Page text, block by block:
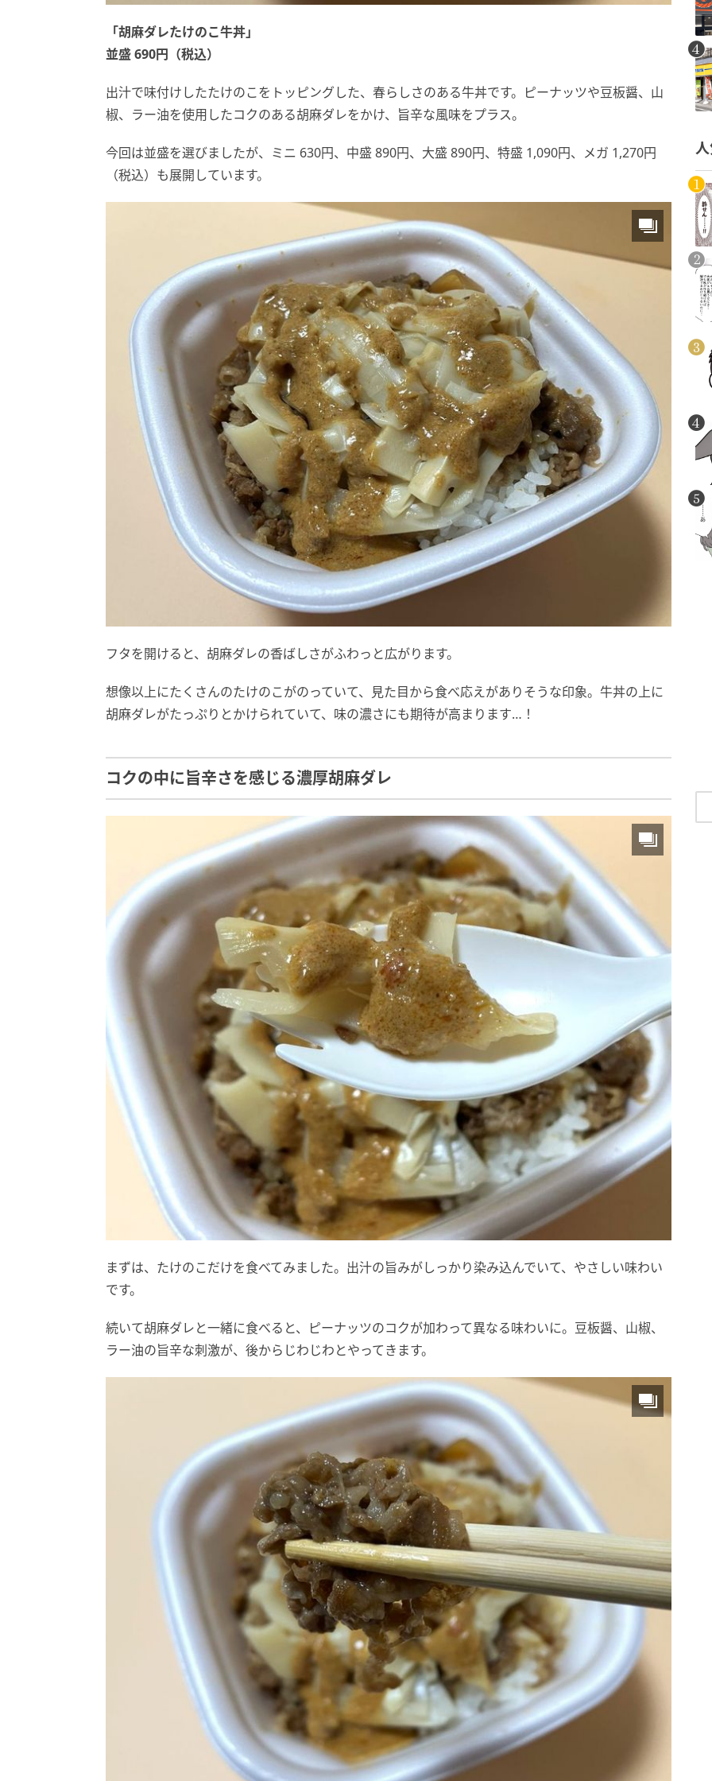
「胡麻ダレたけのこ牛丼」
並盛 690円（税込）
出汁で味付けしたたけのこをトッピングした、春らしさのある牛丼です。ピーナッツや豆板醤、山
椒、ラー油を使用したコクのある胡麻ダレをかけ、旨辛な風味をプラス。
今回は並盛を選びましたが、ミニ 630円、中盛 890円、大盛 890円、特盛 1,090円、メガ 1,270円
（税込）も展開しています。
フタを開けると、胡麻ダレの香ばしさがふわっと広がります。
想像以上にたくさんのたけのこがのっていて、見た目から食べ応えがありそうな印象。牛丼の上に
胡麻ダレがたっぷりとかけられていて、味の濃さにも期待が高まります…！
コクの中に旨辛さを感じる濃厚胡麻ダレ
まずは、たけのこだけを食べてみました。出汁の旨みがしっかり染み込んでいて、やさしい味わい
です。
続いて胡麻ダレと一緒に食べると、ピーナッツのコクが加わって異なる味わいに。豆板醤、山椒、
ラー油の旨辛な刺激が、後からじわじわとやってきます。